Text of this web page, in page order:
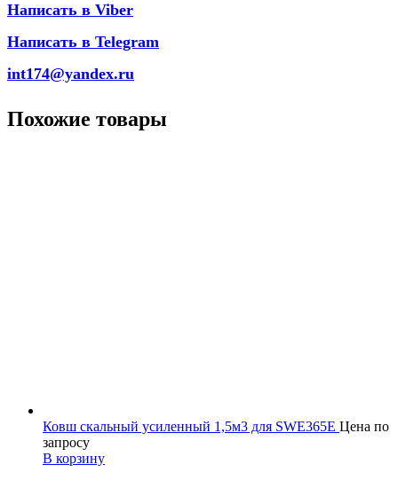
Написать в Viber
Написать в Telegram
int174@yandex.ru
Похожие товары
Ковш скальный усиленный 1,5м3 для SWE365E Цена по
запросу
В корзину